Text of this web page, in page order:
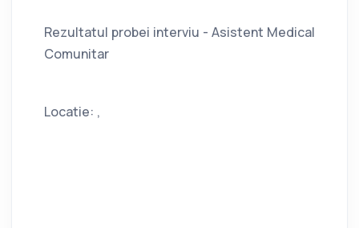
Rezultatul probei interviu - Asistent Medical
Comunitar
Locatie: ,